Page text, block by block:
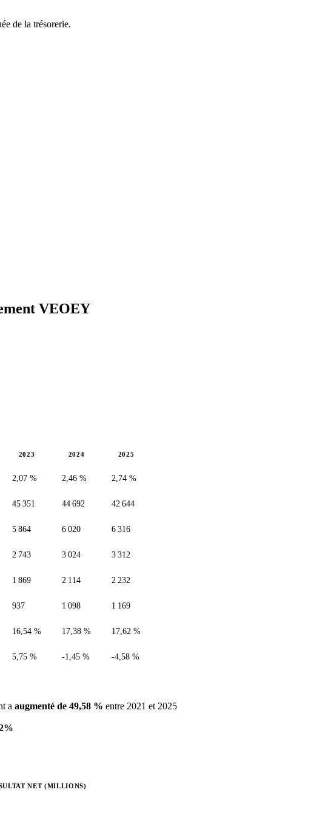
de la trésorerie.
VEOEY
2023 2024 2025
2,07 % 2,46 % 2,74 %
45 351 44 692 42 644
5 864 6 020 6 316
2 743 3 024 3 312
1 869 2 114 2 232
937 1 098 1 169
16,54 % 17,38 % 17,62 %
5,75 % -1,45 % -4,58 %
a augmenté de 49,58 % entre 2021 et 2025
NET (MILLIONS)